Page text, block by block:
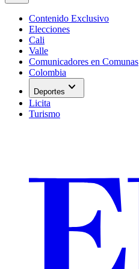
Contenido Exclusivo
Elecciones
Cali
Valle
Comunicadores en Comunas
Colombia
Deportes expand_more
Licita
Turismo